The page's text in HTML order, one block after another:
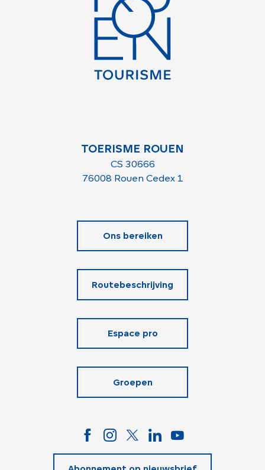
TOERISME ROUEN
CS 30666
76008 Rouen Cedex 1
Ons bereiken
Routebeschrijving
Espace pro
Groepen